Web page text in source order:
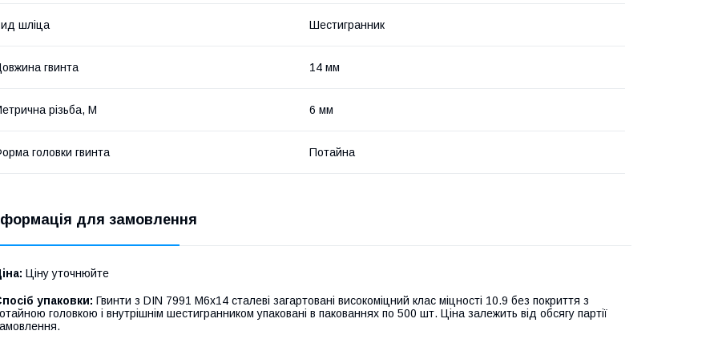
шліца Шестигранник
гвинта 14 мм
різьба, М 6 мм
головки гвинта Потайна
для замовлення
Ціну уточнюйте
упаковки: Гвинти з DIN 7991 М6х14 сталеві загартовані високоміцний клас міцності 10.9 без покриття з
головкою і внутрішнім шестигранником упаковані в пакованнях по 500 шт. Ціна залежить від обсягу партії